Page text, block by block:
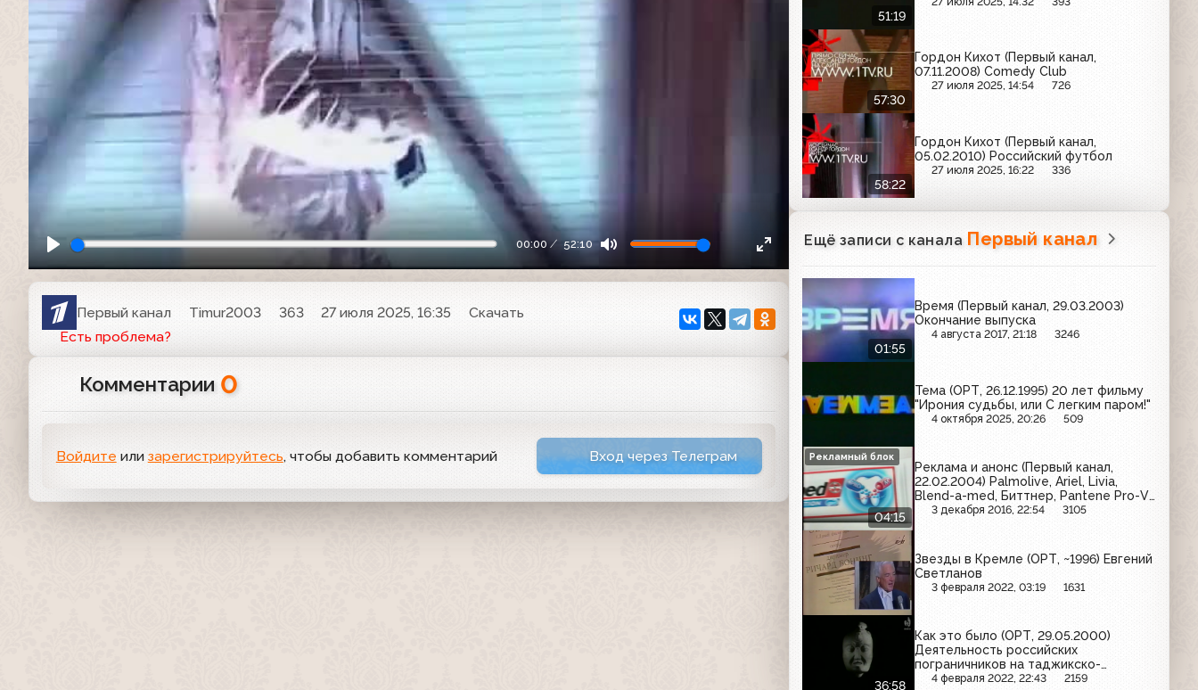
00:00 52:10
Первый канал Timur2003 363 27 июля 2025, 16:35
Скачать
Есть проблема?
Комментарии 0
Войдите или зарегистрируйтесь, чтобы добавить комментарий Вход через Телеграм
51:19
57:30
Гордон Кихот (Первый канал,
07.11.2008) Comedy Club
27 июля 2025, 14:54 726
58:22
Гордон Кихот (Первый канал,
05.02.2010) Российский футбол
27 июля 2025, 16:22 336
Ещё записи с канала Первый канал
01:55
Время (Первый канал, 29.03.2003)
Окончание выпуска
4 августа 2017, 21:18 3246
Тема (ОРТ, 26.12.1995) 20 лет фильму
"Ирония судьбы, или С легким паром!"
4 октября 2025, 20:26 509
04:15
Реклама и анонс (Первый канал,
22.02.2004) Palmolive, Ariel, Livia,
Blend-a-med, Биттнер, Pantene Pro-V,
Bosch
3 декабря 2016, 22:54 3105
Рекламный блок
Звезды в Кремле (ОРТ, ~1996) Евгений
Светланов
3 февраля 2022, 03:19 1631
36:58
Как это было (ОРТ, 29.05.2000)
Деятельность российских
пограничников на таджикско-
афганской границе
4 февраля 2022, 22:43 2159